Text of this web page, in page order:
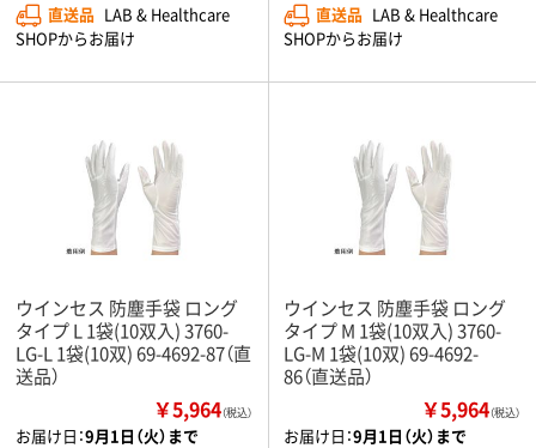
直送品 LAB & Healthcare
SHOPからお届け
直送品 LAB & Healthcare
SHOPからお届け
ウインセス 防塵手袋 ロング
タイプ L 1袋(10双入) 3760-
LG-L 1袋(10双) 69-4692-87（直
送品）
￥5,964（税込）
お届け日：9月1日（火）まで
ウインセス 防塵手袋 ロング
タイプ M 1袋(10双入) 3760-
LG-M 1袋(10双) 69-4692-
86（直送品）
￥5,964（税込）
お届け日：9月1日（火）まで